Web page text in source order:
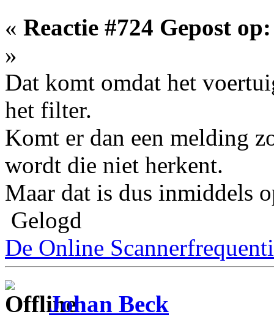
« Reactie #724 Gepost op:
»
Dat komt omdat het
het filter.
Komt er dan een melding
wordt die niet herkent.
Maar dat is dus inmiddels
Gelogd
De Online
Johan Beck